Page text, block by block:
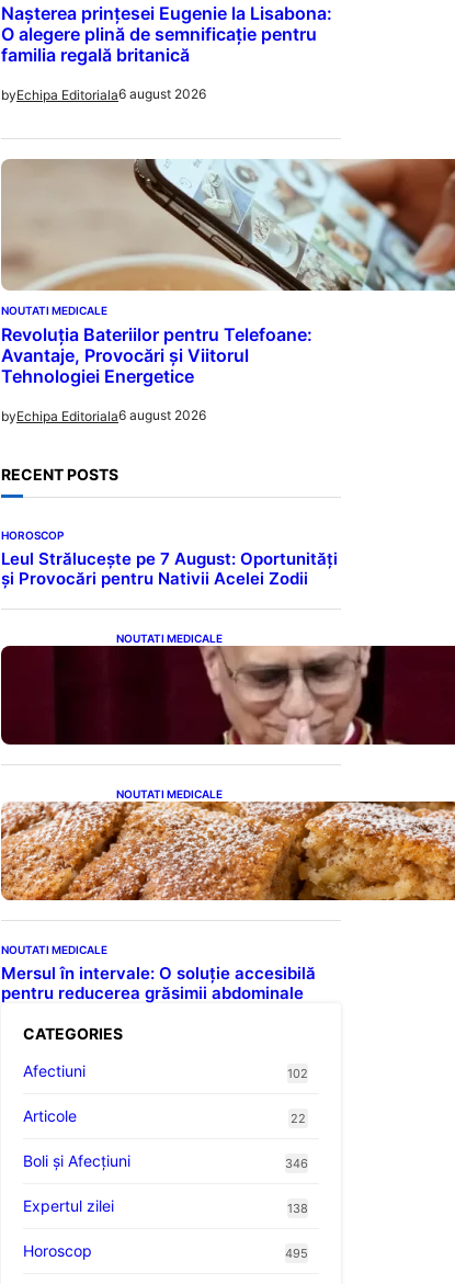
Nașterea prințesei Eugenie la Lisabona:
O alegere plină de semnificație pentru
familia regală britanică
byEchipa Editoriala6 august 2026
NOUTATI MEDICALE
Revoluția Bateriilor pentru Telefoane:
Avantaje, Provocări și Viitorul
Tehnologiei Energetice
byEchipa Editoriala6 august 2026
RECENT POSTS
HOROSCOP
Leul Strălucește pe 7 August: Oportunități
și Provocări pentru Nativii Acelei Zodii
NOUTATI MEDICALE
Descoperiri Revoluționare:
Originile Papei Leon al XIV-
lea și Legăturile Sale Cu
NOUTATI MEDICALE
Prăjitură de post cu mere și
scorțișoară: O Delicatesă
Dulce pentru Postul
Adormirii Maicii Domnului
NOUTATI MEDICALE
Mersul în intervale: O soluție accesibilă
pentru reducerea grăsimii abdominale
CATEGORIES
Afectiuni
102
Articole 22
Boli și Afecțiuni 346
Expertul zilei 138
Horoscop 495